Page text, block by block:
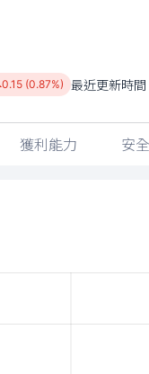
0.15 (0.87%) 最近更新時間
獲利能力 安